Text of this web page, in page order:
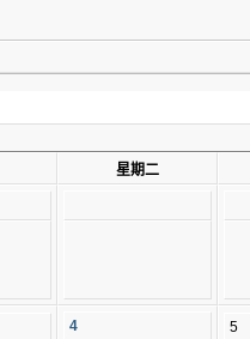
星期二
4 5